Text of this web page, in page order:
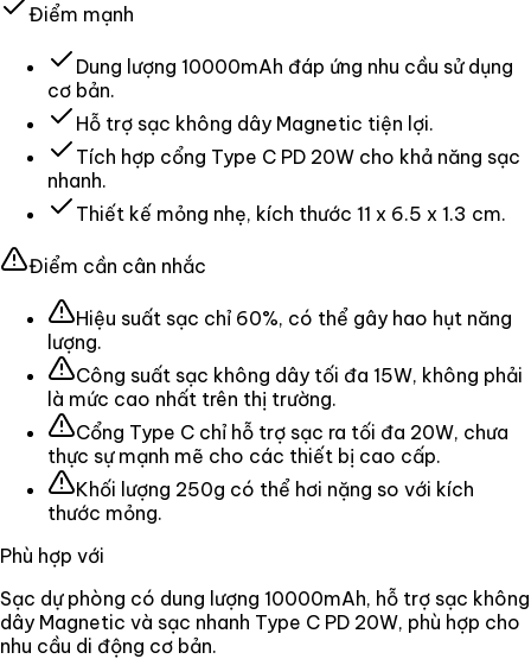
Điểm mạnh
Dung lượng 10000mAh đáp ứng nhu cầu sử dụng
cơ bản.
Hỗ trợ sạc không dây Magnetic tiện lợi.
Tích hợp cổng Type C PD 20W cho khả năng sạc
nhanh.
Thiết kế mỏng nhẹ, kích thước 11 x 6.5 x 1.3 cm.
Điểm cần cân nhắc
Hiệu suất sạc chỉ 60%, có thể gây hao hụt năng
lượng.
Công suất sạc không dây tối đa 15W, không phải
là mức cao nhất trên thị trường.
Cổng Type C chỉ hỗ trợ sạc ra tối đa 20W, chưa
thực sự mạnh mẽ cho các thiết bị cao cấp.
Khối lượng 250g có thể hơi nặng so với kích
thước mỏng.
Phù hợp với
Sạc dự phòng có dung lượng 10000mAh, hỗ trợ sạc không
dây Magnetic và sạc nhanh Type C PD 20W, phù hợp cho
nhu cầu di động cơ bản.